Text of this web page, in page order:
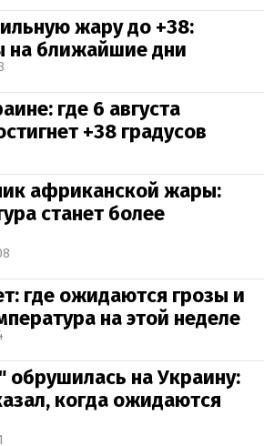
жару до +38:
на ближайшие дни
где 6 августа
+38 градусов
африканской жары:
станет более
где ожидаются грозы и
на этой неделе
на Украину:
когда ожидаются